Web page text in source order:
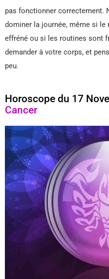
pas fonctionner correctement.
dominer la journée, même si le
effréné ou si les routines sont
demander à votre corps, et
peu.
Horoscope du 17
Cancer